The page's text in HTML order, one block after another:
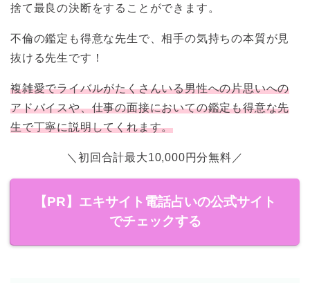
捨て最良の決断をすることができます。
不倫の鑑定も得意な先生で、相手の気持ちの本質が見
抜ける先生です！
複雑愛でライバルがたくさんいる男性への片思いへの
アドバイスや、仕事の面接においての鑑定も得意な先
生で丁寧に説明してくれます。
＼初回合計最大10,000円分無料／
【PR】エキサイト電話占いの公式サイト
でチェックする